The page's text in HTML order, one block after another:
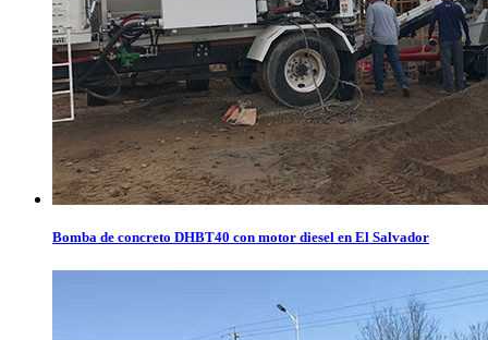
Bomba de concreto DHBT40 con motor diesel en El Salvador